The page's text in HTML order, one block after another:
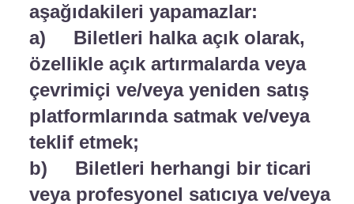
aşağıdakileri yapamazlar:
a) Biletleri halka açık olarak,
özellikle açık artırmalarda veya
çevrimiçi ve/veya yeniden satış
platformlarında satmak ve/veya
teklif etmek;
b) Biletleri herhangi bir ticari
veya profesyonel satıcıya ve/veya